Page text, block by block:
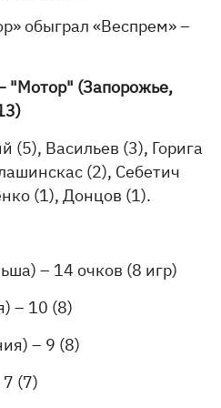
обыграл «Веспрем» –
"Мотор" (Запорожье,
(5), Васильев (3), Горига
(2), Себетич
(1), Донцов (1).
– 14 очков (8 игр)
– 10 (8)
– 9 (8)
(7)